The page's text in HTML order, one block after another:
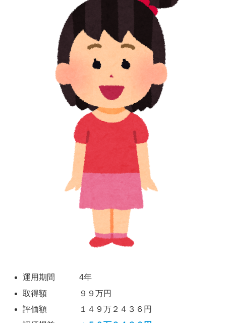
運用期間 4年
取得額 ９９万円
評価額 １４９万２４３６円